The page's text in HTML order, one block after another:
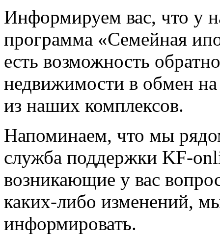
Информируем вас, что у
программа «Семейная
есть возможность
недвижимости в обмен
из наших комплексов.
Напоминаем, что мы
служба поддержки KF-
возникающие у вас
каких-либо изменений,
информировать.